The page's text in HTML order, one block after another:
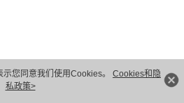
您同意我们使用Cookies。 Cookies和隐
私政策>
2026。 保留一切权利。粤A2-20044005号
隐私保护
法律声明